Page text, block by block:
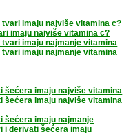
tvari imaju najviše vitamina c?
imaju najviše vitamina c?
tvari imaju najmanje vitamina
tvari imaju najmanje vitamina
šećera imaju najviše vitamina
šećera imaju najviše vitamina
šećera imaju najmanje
i derivati šećera imaju